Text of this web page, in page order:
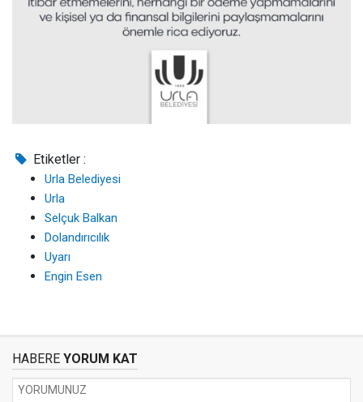
Etiketler :
Urla Belediyesi
Urla
Selçuk Balkan
Dolandırıcılık
Uyarı
Engin Esen
HABERE YORUM KAT